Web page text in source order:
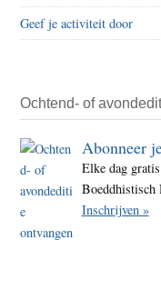
Geef je activiteit door
Ochtend- of
Abonneer
Elke dag
Boeddhistisch
Inschrijven »